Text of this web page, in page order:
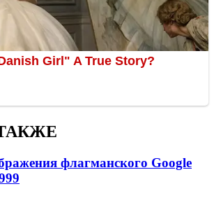
флагманского Google